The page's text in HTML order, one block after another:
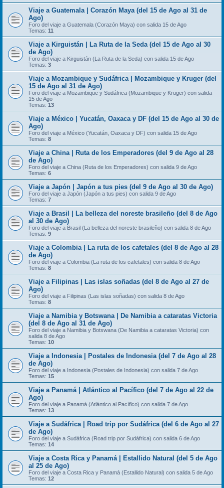
Viaje a Guatemala | Corazón Maya (del 15 de Ago al 31 de
Ago)
Foro del viaje a Guatemala (Corazón Maya) con salida 15 de Ago
Temas: 11
Viaje a Kirguistán | La Ruta de la Seda (del 15 de Ago al 30
de Ago)
Foro del viaje a Kirguistán (La Ruta de la Seda) con salida 15 de Ago
Temas: 3
Viaje a Mozambique y Sudáfrica | Mozambique y Kruger (del
15 de Ago al 31 de Ago)
Foro del viaje a Mozambique y Sudáfrica (Mozambique y Kruger) con salida
15 de Ago
Temas: 13
Viaje a México | Yucatán, Oaxaca y DF (del 15 de Ago al 30 de
Ago)
Foro del viaje a México (Yucatán, Oaxaca y DF) con salida 15 de Ago
Temas: 8
Viaje a China | Ruta de los Emperadores (del 9 de Ago al 28
de Ago)
Foro del viaje a China (Ruta de los Emperadores) con salida 9 de Ago
Temas: 6
Viaje a Japón | Japón a tus pies (del 9 de Ago al 30 de Ago)
Foro del viaje a Japón (Japón a tus pies) con salida 9 de Ago
Temas: 7
Viaje a Brasil | La belleza del noreste brasileño (del 8 de Ago
al 30 de Ago)
Foro del viaje a Brasil (La belleza del noreste brasileño) con salida 8 de Ago
Temas: 9
Viaje a Colombia | La ruta de los cafetales (del 8 de Ago al 28
de Ago)
Foro del viaje a Colombia (La ruta de los cafetales) con salida 8 de Ago
Temas: 8
Viaje a Filipinas | Las islas soñadas (del 8 de Ago al 27 de
Ago)
Foro del viaje a Filipinas (Las islas soñadas) con salida 8 de Ago
Temas: 8
Viaje a Namibia y Botswana | De Namibia a cataratas Victoria
(del 8 de Ago al 31 de Ago)
Foro del viaje a Namibia y Botswana (De Namibia a cataratas Victoria) con
salida 8 de Ago
Temas: 10
Viaje a Indonesia | Postales de Indonesia (del 7 de Ago al 28
de Ago)
Foro del viaje a Indonesia (Postales de Indonesia) con salida 7 de Ago
Temas: 15
Viaje a Panamá | Atlántico al Pacífico (del 7 de Ago al 22 de
Ago)
Foro del viaje a Panamá (Atlántico al Pacífico) con salida 7 de Ago
Temas: 13
Viaje a Sudáfrica | Road trip por Sudáfrica (del 6 de Ago al 27
de Ago)
Foro del viaje a Sudáfrica (Road trip por Sudáfrica) con salida 6 de Ago
Temas: 14
Viaje a Costa Rica y Panamá | Estallido Natural (del 5 de Ago
al 25 de Ago)
Foro del viaje a Costa Rica y Panamá (Estallido Natural) con salida 5 de Ago
Temas: 12